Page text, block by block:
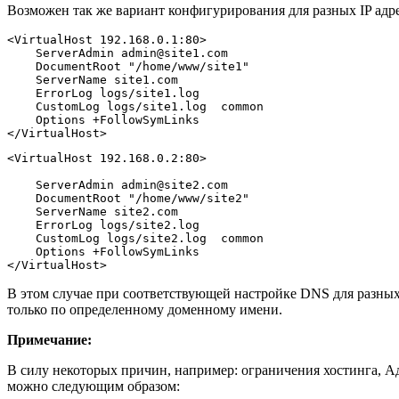
Возможен так же вариант конфигурирования для разных IP
<VirtualHost 192.168.0.1:80>
    ServerAdmin admin@site1.com
    DocumentRoot "/home/www/site1"
    ServerName site1.com
    ErrorLog logs/site1.log
    CustomLog logs/site1.log  common
    Options +FollowSymLinks
</VirtualHost>
<VirtualHost 192.168.0.2:80>
    ServerAdmin admin@site2.com
    DocumentRoot "/home/www/site2"
    ServerName site2.com
    ErrorLog logs/site2.log
    CustomLog logs/site2.log  common
    Options +FollowSymLinks
</VirtualHost>
В этом случае при соответствующей настройке DNS для
только по определенному доменному имени.
Примечание:
В силу некоторых причин, например: ограничения хостинга,
можно следующим образом: